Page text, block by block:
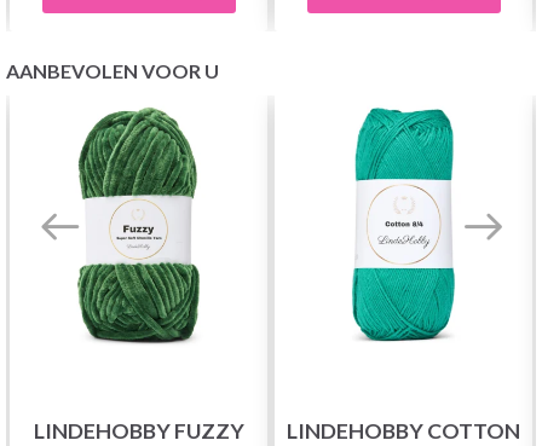
AANBEVOLEN VOOR U
LINDEHOBBY FUZZY
LINDEHOBBY COTTON